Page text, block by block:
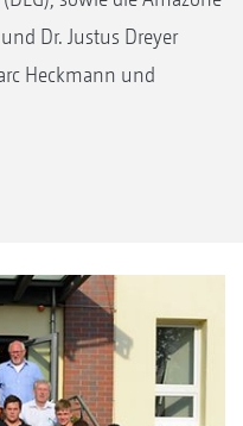
Dr. Justus Dreyer
Heckmann und